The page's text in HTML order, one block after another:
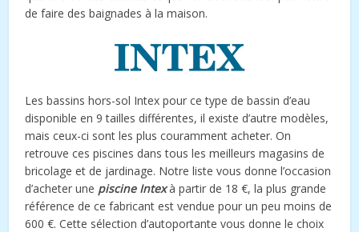
de faire des baignades à la maison.
Les bassins hors-sol Intex pour ce type de bassin d’eau
disponible en 9 tailles différentes, il existe d’autre modèles,
mais ceux-ci sont les plus couramment acheter. On
retrouve ces piscines dans tous les meilleurs magasins de
bricolage et de jardinage. Notre liste vous donne l’occasion
d’acheter une piscine Intexà partir de 18 €, la plus grande
référence de ce fabricant est vendue pour un peu moins de
600 €. Cette sélection d’autoportante vous donne le choix